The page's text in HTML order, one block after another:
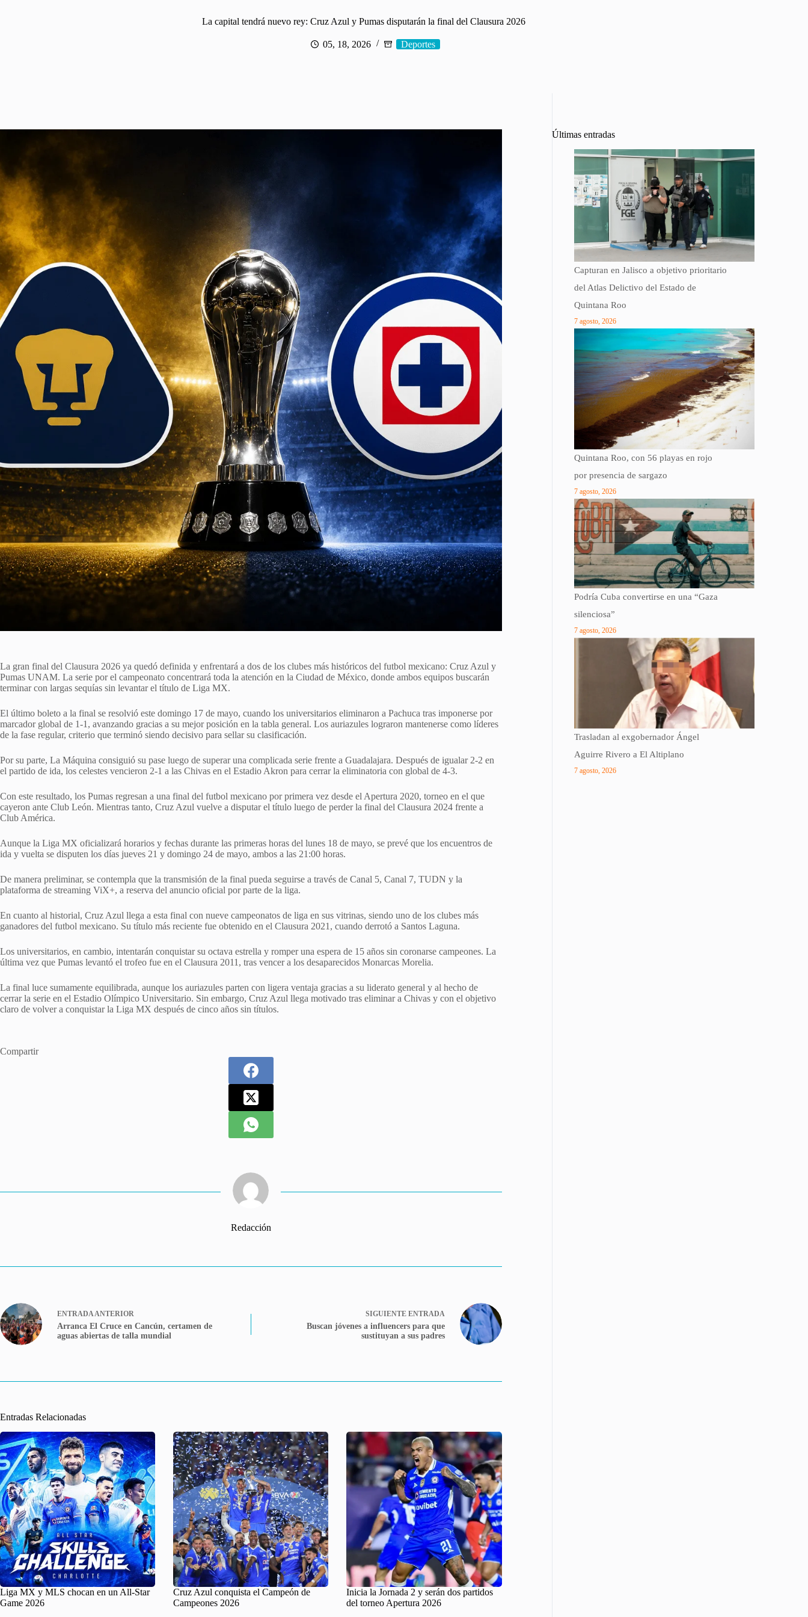
La capital tendrá nuevo rey: Cruz Azul y Pumas disputarán la final del Clausura 2026
05, 18, 2026 Deportes
La gran final del Clausura 2026 ya quedó definida y enfrentará a dos de los clubes más históricos del futbol mexicano: Cruz Azul y
Pumas UNAM. La serie por el campeonato concentrará toda la atención en la Ciudad de México, donde ambos equipos buscarán
terminar con largas sequías sin levantar el título de Liga MX.
El último boleto a la final se resolvió este domingo 17 de mayo, cuando los universitarios eliminaron a Pachuca tras imponerse por
marcador global de 1-1, avanzando gracias a su mejor posición en la tabla general. Los auriazules lograron mantenerse como líderes
de la fase regular, criterio que terminó siendo decisivo para sellar su clasificación.
Por su parte, La Máquina consiguió su pase luego de superar una complicada serie frente a Guadalajara. Después de igualar 2-2 en
el partido de ida, los celestes vencieron 2-1 a las Chivas en el Estadio Akron para cerrar la eliminatoria con global de 4-3.
Con este resultado, los Pumas regresan a una final del futbol mexicano por primera vez desde el Apertura 2020, torneo en el que
cayeron ante Club León. Mientras tanto, Cruz Azul vuelve a disputar el título luego de perder la final del Clausura 2024 frente a
Club América.
Aunque la Liga MX oficializará horarios y fechas durante las primeras horas del lunes 18 de mayo, se prevé que los encuentros de
ida y vuelta se disputen los días jueves 21 y domingo 24 de mayo, ambos a las 21:00 horas.
De manera preliminar, se contempla que la transmisión de la final pueda seguirse a través de Canal 5, Canal 7, TUDN y la
plataforma de streaming ViX+, a reserva del anuncio oficial por parte de la liga.
En cuanto al historial, Cruz Azul llega a esta final con nueve campeonatos de liga en sus vitrinas, siendo uno de los clubes más
ganadores del futbol mexicano. Su título más reciente fue obtenido en el Clausura 2021, cuando derrotó a Santos Laguna.
Los universitarios, en cambio, intentarán conquistar su octava estrella y romper una espera de 15 años sin coronarse campeones. La
última vez que Pumas levantó el trofeo fue en el Clausura 2011, tras vencer a los desaparecidos Monarcas Morelia.
La final luce sumamente equilibrada, aunque los auriazules parten con ligera ventaja gracias a su liderato general y al hecho de
cerrar la serie en el Estadio Olímpico Universitario. Sin embargo, Cruz Azul llega motivado tras eliminar a Chivas y con el objetivo
claro de volver a conquistar la Liga MX después de cinco años sin títulos.
Compartir
Redacción
ENTRADA ANTERIOR
Arranca El Cruce en Cancún, certamen de
aguas abiertas de talla mundial
SIGUIENTE ENTRADA
Buscan jóvenes a influencers para que
sustituyan a sus padres
Entradas Relacionadas
Liga MX y MLS chocan en un All-Star
Game 2026
Cruz Azul conquista el Campeón de
Campeones 2026
Inicia la Jornada 2 y serán dos partidos
del torneo Apertura 2026
Últimas entradas
Capturan en Jalisco a objetivo prioritario
del Atlas Delictivo del Estado de
Quintana Roo
7 agosto, 2026
Quintana Roo, con 56 playas en rojo
por presencia de sargazo
7 agosto, 2026
Podría Cuba convertirse en una “Gaza
silenciosa”
7 agosto, 2026
Trasladan al exgobernador Ángel
Aguirre Rivero a El Altiplano
7 agosto, 2026